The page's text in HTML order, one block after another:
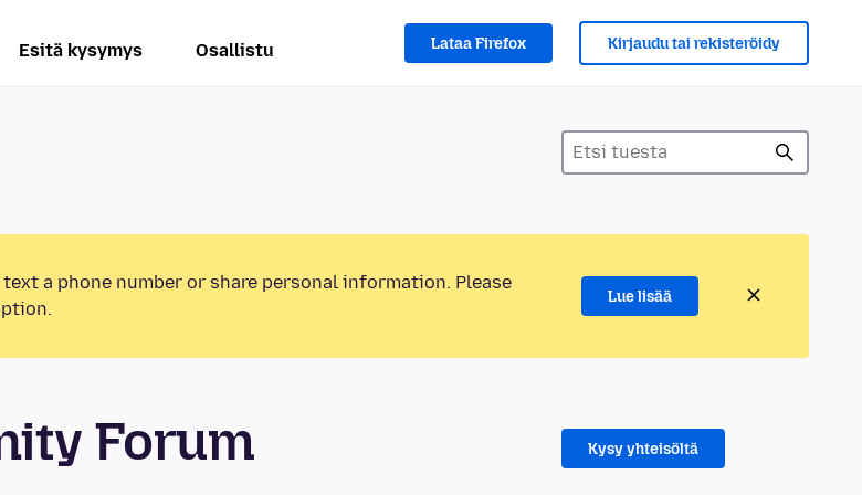
Esitä kysymys Osallistu Lataa Firefox Kirjaudu tai rekisteröidy
a phone number or share personal information. Please
Lue lisää
Forum Kysy yhteisöltä